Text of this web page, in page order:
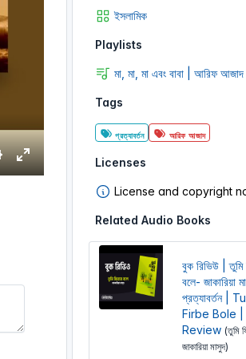
E
ইসলামিক
Playlists
মা, মা, মা এবং বাবা | আরিফ আজাদ
Tags
প্রত্যাবর্তন আরিফ আজাদ
Licenses
License and copyright
Related Audio Books
বুক রিভিউ | তুমি
বলে- জাকারিয়া
প্রত্যাবর্তন |
Firbe Bole |
Review (তুমি
জাকারিয়া মাসুদ)